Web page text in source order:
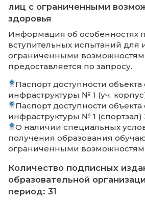
Информация об
беспрепятственного
образовательной
приспособленных для
инвалидами и лицами
возможностями
Паспорт доступности
инфраструктуры № 1 (уч.
Паспорт доступности
инфраструктуры № 1
Положение об
и студентов с
Паспорт доступности
инфраструктуры № 1 (уч.